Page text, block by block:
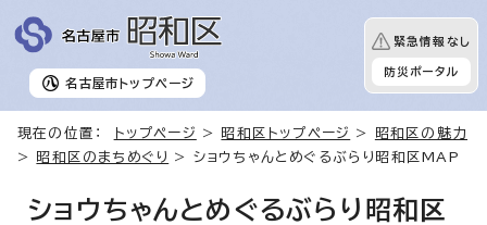
名古屋市 トップページ
緊急情報なし
防災ポータル
現在の位置： トップページ > 昭和区トップページ >
昭和区の魅力
>
昭和区のまちめぐり > ショウちゃんとめぐるぶらり昭和区MAP
ショウちゃんとめぐるぶらり昭和区